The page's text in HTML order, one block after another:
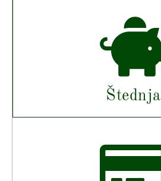
Štednja